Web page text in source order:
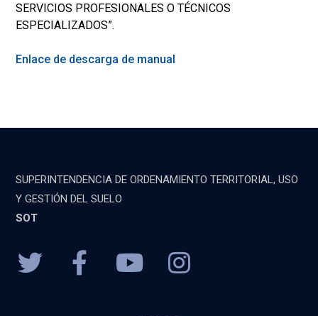
SERVICIOS PROFESIONALES O TÉCNICOS
ESPECIALIZADOS”.
Enlace de descarga de manual
SUPERINTENDENCIA DE ORDENAMIENTO TERRITORIAL, USO
Y GESTIÓN DEL SUELO
SOT